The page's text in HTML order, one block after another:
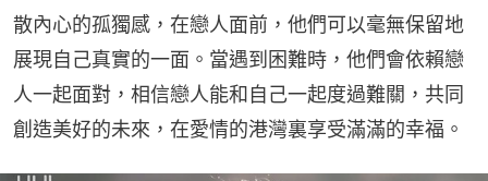
散內心的孤獨感，在戀人面前，他們可以毫無保留地
展現自己真實的一面。當遇到困難時，他們會依賴戀
人一起面對，相信戀人能和自己一起度過難關，共同
創造美好的未來，在愛情的港灣裏享受滿滿的幸福。